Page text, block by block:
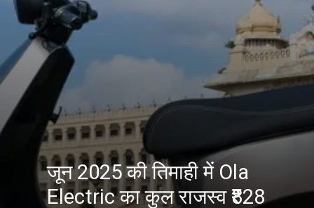
जून 2025 की तिमाही में Ola
Electric का कुल राजस्व ₹828